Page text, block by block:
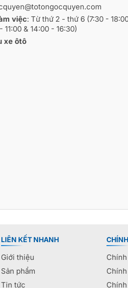
việc: Từ thứ 2 - thứ 6 (7:30 -
11:00 & 14:00 - 16:30)
xe ôtô
LIÊN KẾT NHANH
Giới thiệu
Sản phẩm
Tin tức